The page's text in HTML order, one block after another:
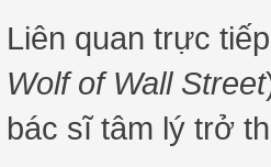
Liên quan trực
Wolf of Wall Street
bác sĩ tâm lý trở